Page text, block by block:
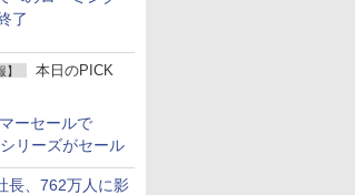
了
】
本日のPICK
ーセールで
シリーズがセール
長、762万人に影